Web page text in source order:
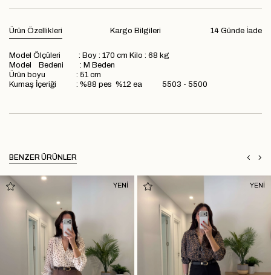
Ürün Özellikleri 14 Günde İade
Kargo Bilgileri
Model Ölçüleri : Boy : 170 cm Kilo : 68 kg
Model Bedeni : M Beden
Ürün boyu : 51 cm
Kumaş İçeriği : %88 pes %12 ea 5503 - 5500
BENZER ÜRÜNLER
YENİ YENİ